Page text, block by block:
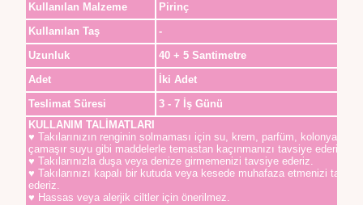
Kullanılan Malzeme
Pirinç
Kullanılan Taş
-
Uzunluk
40 + 5 Santimetre
Adet
İki Adet
Teslimat Süresi
3 - 7 İş Günü
KULLANIM TALİMATLARI
♥ Takılarınızın renginin solmaması için su, krem, parfüm, kolonya,
çamaşır suyu gibi maddelerle temastan kaçınmanızı tavsiye ederiz.
♥ Takılarınızla duşa veya denize girmemenizi tavsiye ederiz.
♥ Takılarınızı kapalı bir kutuda veya kesede muhafaza etmenizi
ederiz.
♥ Hassas veya alerjik ciltler için önerilmez.